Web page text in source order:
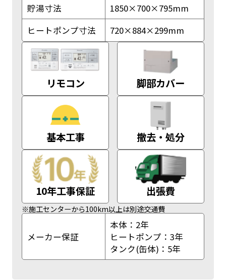
貯湯寸法
1850×700×795mm
ヒートポンプ寸法
720×884×299mm
リモコン 脚部カバー
基本工事 撤去・処分
10年工事保証 出張費
※施工センターから100km以上は別途交通費
メーカー保証
本体：2年
ヒートポンプ：3年
タンク(缶体)：5年